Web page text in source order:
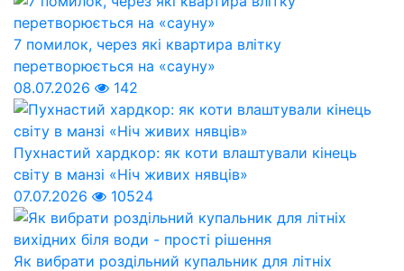
7 помилок, через які квартира влітку
перетворюється на «сауну»
08.07.2026
142
Пухнастий хардкор: як коти влаштували кінець
світу в манзі «Ніч живих нявців»
07.07.2026
10524
Як вибрати роздільний купальник для літніх